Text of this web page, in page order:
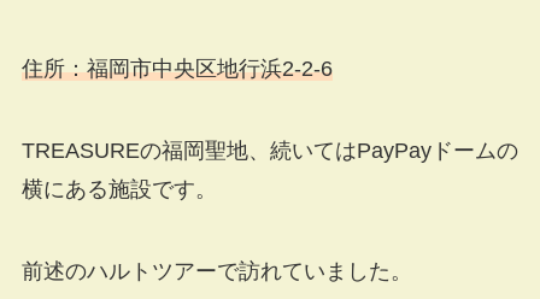
住所：福岡市中央区地行浜2-2-6
TREASUREの福岡聖地、続いてはPayPayドームの
横にある施設です。
前述のハルトツアーで訪れていました。